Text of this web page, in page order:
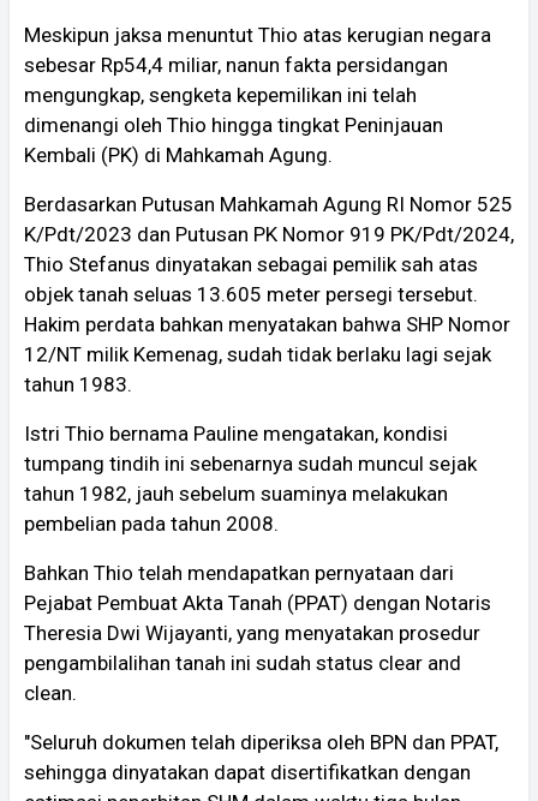
Meskipun jaksa menuntut Thio atas kerugian negara
sebesar Rp54,4 miliar, nanun fakta persidangan
mengungkap, sengketa kepemilikan ini telah
dimenangi oleh Thio hingga tingkat Peninjauan
Kembali (PK) di Mahkamah Agung.
Berdasarkan Putusan Mahkamah Agung RI Nomor 525
K/Pdt/2023 dan Putusan PK Nomor 919 PK/Pdt/2024,
Thio Stefanus dinyatakan sebagai pemilik sah atas
objek tanah seluas 13.605 meter persegi tersebut.
Hakim perdata bahkan menyatakan bahwa SHP Nomor
12/NT milik Kemenag, sudah tidak berlaku lagi sejak
tahun 1983.
Istri Thio bernama Pauline mengatakan, kondisi
tumpang tindih ini sebenarnya sudah muncul sejak
tahun 1982, jauh sebelum suaminya melakukan
pembelian pada tahun 2008.
Bahkan Thio telah mendapatkan pernyataan dari
Pejabat Pembuat Akta Tanah (PPAT) dengan Notaris
Theresia Dwi Wijayanti, yang menyatakan prosedur
pengambilalihan tanah ini sudah status clear and
clean.
"Seluruh dokumen telah diperiksa oleh BPN dan PPAT,
sehingga dinyatakan dapat disertifikatkan dengan